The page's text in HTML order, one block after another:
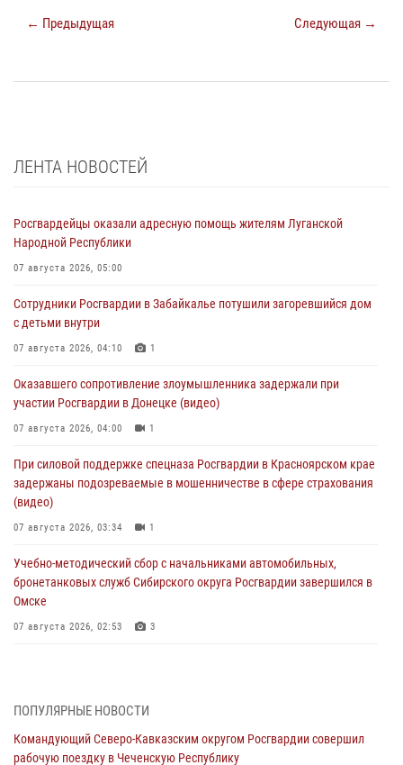
← Предыдущая Следующая →
ЛЕНТА НОВОСТЕЙ
Росгвардейцы оказали адресную помощь жителям Луганской
Народной Республики
07 августа 2026, 05:00
Сотрудники Росгвардии в Забайкалье потушили загоревшийся дом
с детьми внутри
07 августа 2026, 04:10 1
Оказавшего сопротивление злоумышленника задержали при
участии Росгвардии в Донецке (видео)
07 августа 2026, 04:00 1
При силовой поддержке спецназа Росгвардии в Красноярском крае
задержаны подозреваемые в мошенничестве в сфере страхования
(видео)
07 августа 2026, 03:34 1
Учебно-методический сбор с начальниками автомобильных,
бронетанковых служб Сибирского округа Росгвардии завершился в
Омске
07 августа 2026, 02:53 3
В Нижнем Новгороде состоялось Всероссийское совещание-
ПОПУЛЯРНЫЕ НОВОСТИ
Командующий Северо-Кавказским округом Росгвардии совершил
рабочую поездку в Чеченскую Республику